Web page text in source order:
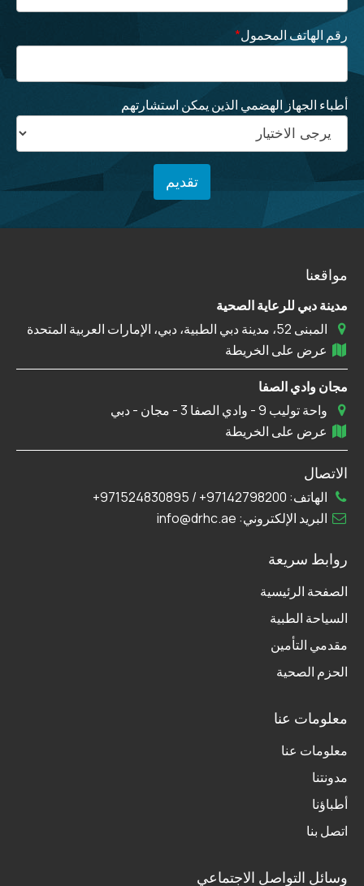
رقم الهاتف المحمول*
أطباء الجهاز الهضمي الذين يمكن استشارتهم
وسائل التواصل الاجتماعي
معلومات عنا
معلومات عنا
مدونتنا
أطباؤنا
اتصل بنا
روابط سريعة
الصفحة الرئيسية
السياحة الطبية
مقدمي التأمين
الحزم الصحية
مواقعنا
مدينة دبي للرعاية الصحية
المبنى 52، مدينة دبي الطبية، دبي، الإمارات العربية المتحدة
عرض على الخريطة
مجان وادي الصفا
واحة توليب 9 - وادي الصفا 3 - مجان - دبي
عرض على الخريطة
الاتصال
الهاتف: 97142798200+
/
971524830895+
البريد الإلكتروني: info@drhc.ae